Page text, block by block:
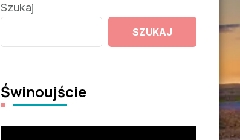
Szukaj
SZUKAJ
Świnoujście